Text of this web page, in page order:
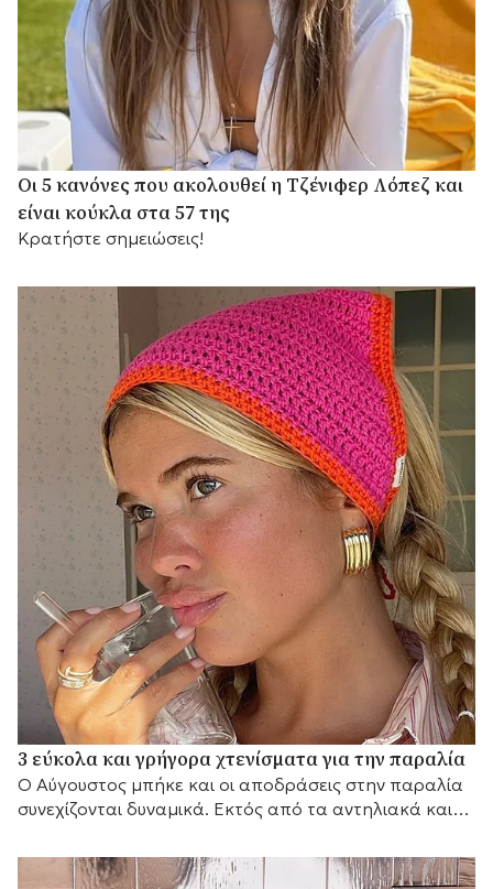
Οι 5 κανόνες που ακολουθεί η Τζένιφερ Λόπεζ και
είναι κούκλα στα 57 της
Κρατήστε σημειώσεις!
3 εύκολα και γρήγορα χτενίσματα για την παραλία
Ο Αύγουστος μπήκε και οι αποδράσεις στην παραλία
συνεχίζονται δυναμικά. Εκτός από τα αντηλιακά και